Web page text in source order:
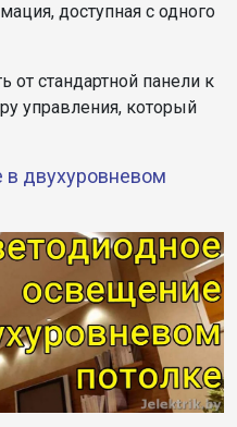
доступная с одного
от стандартной панели к
управления, который
двухуровневом